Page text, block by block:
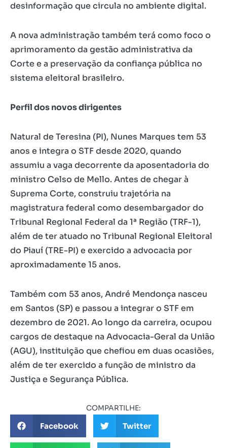
desinformação que circula no ambiente digital.
A nova administração também terá como foco o
aprimoramento da gestão administrativa da
Corte e a preservação da confiança pública no
sistema eleitoral brasileiro.
Perfil dos novos dirigentes
Natural de Teresina (PI), Nunes Marques tem 53
anos e integra o STF desde 2020, quando
assumiu a vaga decorrente da aposentadoria do
ministro Celso de Mello. Antes de chegar à
Suprema Corte, construiu trajetória na
magistratura federal como desembargador do
Tribunal Regional Federal da 1ª Região (TRF-1),
além de ter atuado no Tribunal Regional Eleitoral
do Piauí (TRE-PI) e exercido a advocacia por
aproximadamente 15 anos.
Também com 53 anos, André Mendonça nasceu
em Santos (SP) e passou a integrar o STF em
dezembro de 2021. Ao longo da carreira, ocupou
cargos de destaque na Advocacia-Geral da União
(AGU), instituição que chefiou em duas ocasiões,
além de ter exercido a função de ministro da
Justiça e Segurança Pública.
COMPARTILHE:
Facebook Twitter